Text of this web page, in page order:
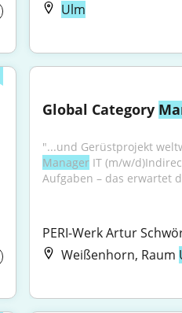
Ulm
Global Category
Manager IT (m/w/
Aufgaben – das erwartet
PERI-Werk Artur
Weißenhorn, Raum